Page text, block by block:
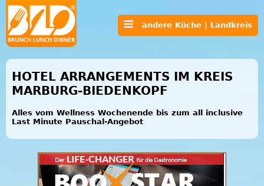
andere Küche | Landkreis
HOTEL ARRANGEMENTS IM KREIS
MARBURG-BIEDENKOPF
Alles vom Wellness Wochenende bis zum all inclusive
Last Minute Pauschal-Angebot